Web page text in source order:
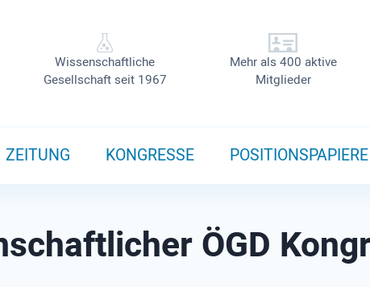
Wissenschaftliche
Gesellschaft seit 1967
Mehr als 400 aktive
Mitglieder
ZEITUNG KONGRESSE POSITIONSPAPIERE
ÖGD